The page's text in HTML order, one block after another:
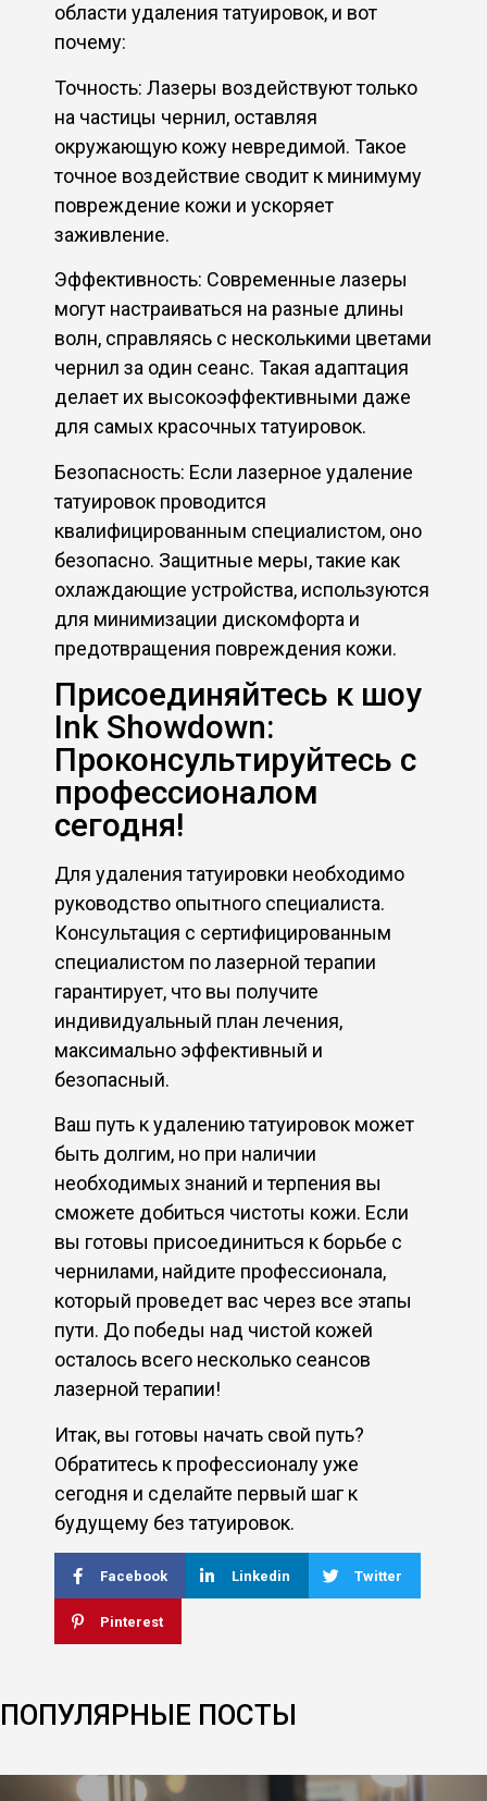
области удаления татуировок, и вот
почему:
Точность: Лазеры воздействуют только
на частицы чернил, оставляя
окружающую кожу невредимой. Такое
точное воздействие сводит к минимуму
повреждение кожи и ускоряет
заживление.
Эффективность: Современные лазеры
могут настраиваться на разные длины
волн, справляясь с несколькими цветами
чернил за один сеанс. Такая адаптация
делает их высокоэффективными даже
для самых красочных татуировок.
Безопасность: Если лазерное удаление
татуировок проводится
квалифицированным специалистом, оно
безопасно. Защитные меры, такие как
охлаждающие устройства, используются
для минимизации дискомфорта и
предотвращения повреждения кожи.
Присоединяйтесь к шоу
Ink Showdown:
Проконсультируйтесь с
профессионалом
сегодня!
Для удаления татуировки необходимо
руководство опытного специалиста.
Консультация с сертифицированным
специалистом по лазерной терапии
гарантирует, что вы получите
индивидуальный план лечения,
максимально эффективный и
безопасный.
Ваш путь к удалению татуировок может
быть долгим, но при наличии
необходимых знаний и терпения вы
сможете добиться чистоты кожи. Если
вы готовы присоединиться к борьбе с
чернилами, найдите профессионала,
который проведет вас через все этапы
пути. До победы над чистой кожей
осталось всего несколько сеансов
лазерной терапии!
Итак, вы готовы начать свой путь?
Обратитесь к профессионалу уже
сегодня и сделайте первый шаг к
будущему без татуировок.
Facebook Linkedin Twitter
Pinterest
ПОПУЛЯРНЫЕ ПОСТЫ